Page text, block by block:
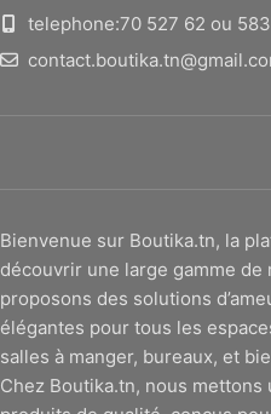
telephone:70 527 62 ou
Bienvenue sur Boutika.tn, la
découvrir une large gamme de
proposons des solutions
élégantes pour tous les
salles à manger, bureaux, et
Chez Boutika.tn, nous mettons